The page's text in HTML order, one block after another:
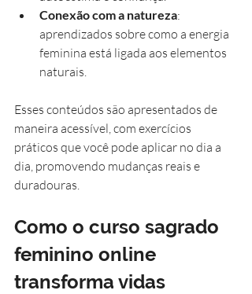
Conexão com a natureza:
aprendizados sobre como a energia
feminina está ligada aos elementos
naturais.
Esses conteúdos são apresentados de
maneira acessível, com exercícios
práticos que você pode aplicar no dia a
dia, promovendo mudanças reais e
duradouras.
Como o curso sagrado
feminino online
transforma vidas